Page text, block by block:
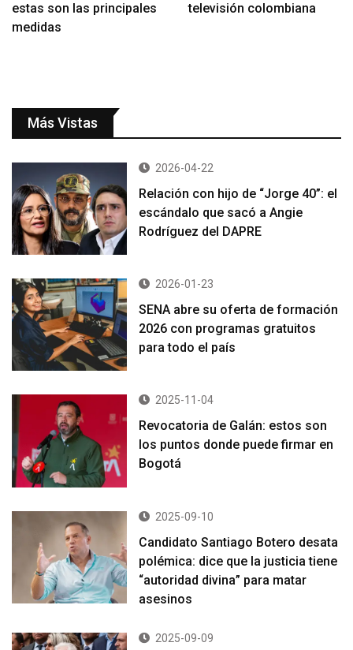
estas son las principales
medidas
televisión colombiana
Más Vistas
2026-04-22
Relación con hijo de “Jorge 40”: el
escándalo que sacó a Angie
Rodríguez del DAPRE
2026-01-23
SENA abre su oferta de formación
2026 con programas gratuitos
para todo el país
2025-11-04
Revocatoria de Galán: estos son
los puntos donde puede firmar en
Bogotá
2025-09-10
Candidato Santiago Botero desata
polémica: dice que la justicia tiene
“autoridad divina” para matar
asesinos
2025-09-09